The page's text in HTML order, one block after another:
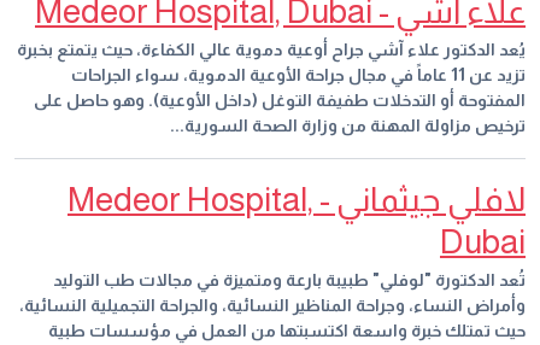
علاء آشي - Medeor Hospital, Dubai
يُعد الدكتور علاء آشي جراح أوعية دموية عالي الكفاءة، حيث يتمتع بخبرة
تزيد عن 11 عاماً في مجال جراحة الأوعية الدموية، سواء الجراحات
المفتوحة أو التدخلات طفيفة التوغل (داخل الأوعية). وهو حاصل على
ترخيص مزاولة المهنة من وزارة الصحة السورية...
لافلي جيثماني - Medeor Hospital,
Dubai
تُعد الدكتورة "لوفلي" طبيبة بارعة ومتميزة في مجالات طب التوليد
وأمراض النساء، وجراحة المناظير النسائية، والجراحة التجميلية النسائية،
حيث تمتلك خبرة واسعة اكتسبتها من العمل في مؤسسات طبية